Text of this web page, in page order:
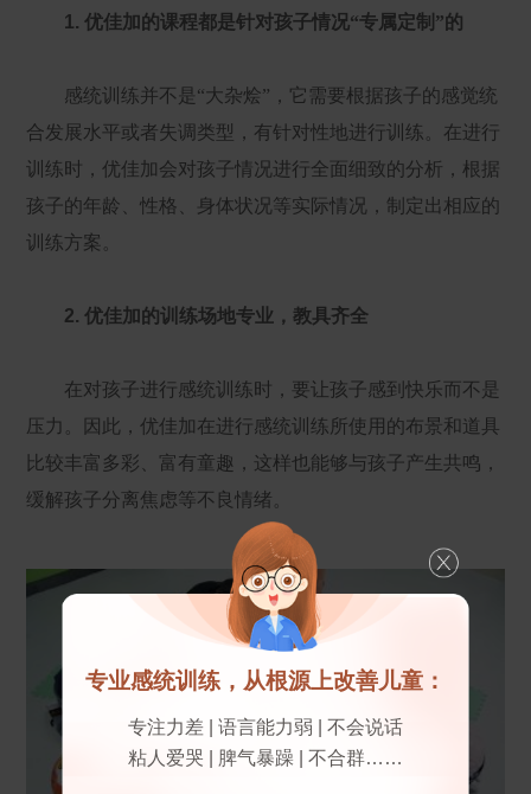
1. 优佳加的课程都是针对孩子情况“专属定制”的
感统训练并不是“大杂烩”，它需要根据孩子的感觉统
合发展水平或者失调类型，有针对性地进行训练。在进行
训练时，优佳加会对孩子情况进行全面细致的分析，根据
孩子的年龄、性格、身体状况等实际情况，制定出相应的
训练方案。
2. 优佳加的训练场地专业，教具齐全
在对孩子进行感统训练时，要让孩子感到快乐而不是
压力。因此，优佳加在进行感统训练所使用的布景和道具
比较丰富多彩、富有童趣，这样也能够与孩子产生共鸣，
缓解孩子分离焦虑等不良情绪。
专业感统训练，从根源上改善儿童：
专注力差 | 语言能力弱 | 不会说话
粘人爱哭 | 脾气暴躁 | 不合群……